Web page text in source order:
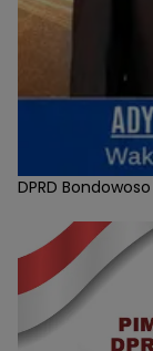
DPRD Bondowoso